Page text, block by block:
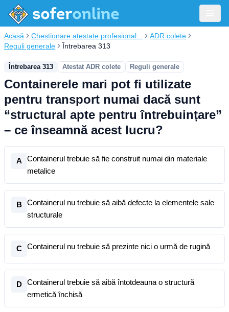
Acasă Chestionare atestate profesional...
ADR colete
Reguli generale
Întrebarea 313
Întrebarea 313 Atestat ADR colete Reguli generale
Containerele mari pot fi utilizate
pentru transport numai dacă sunt
“structural apte pentru întrebuințare”
– ce înseamnă acest lucru?
A
Containerul trebuie să fie construit numai din materiale
metalice
B
Containerul nu trebuie să aibă defecte la elementele sale
structurale
C Containerul nu trebuie să prezinte nici o urmă de rugină
D
Containerul trebuie să aibă întotdeauna o structură
ermetică închisă